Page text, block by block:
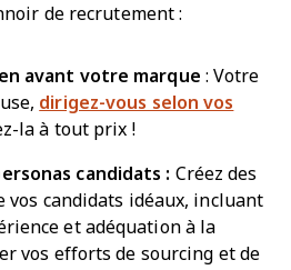
de recrutement :
avant votre marque : Votre
dirigez-vous selon vos
la à tout prix !
candidats : Créez des
vos candidats idéaux, incluant
et adéquation à la
vos efforts de sourcing et de